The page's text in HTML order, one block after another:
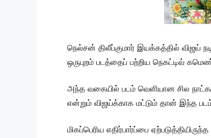
நெல்சன் திலீப்குமார் இயக்கத்தில் விஜய்
ஒருபுறம் படத்தைப் பற்றிய நெகட்டிவ்
அந்த வகையில் படம் வெளியான சில
என்றும் விஜய்க்காக மட்டும் தான் இந்த படம்
மிகப்பெரிய எதிர்பார்ப்பை